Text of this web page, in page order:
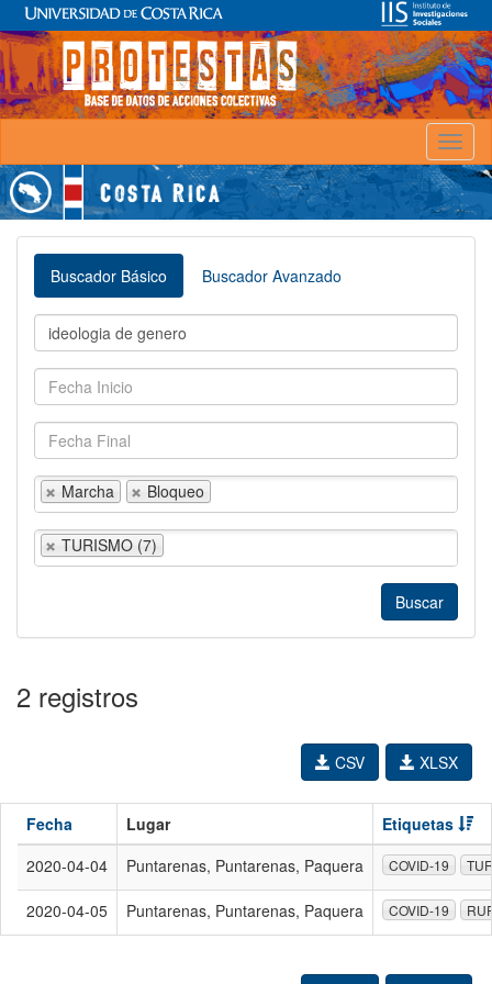
Buscador Básico Buscador Avanzado
Marcha Bloqueo
TURISMO (7)
2 registros
XLSX
CSV
Fecha Lugar
Etiquetas
2020-04-04
Puntarenas, Puntarenas, Paquera COVID-19
2020-04-05 Puntarenas, Puntarenas, Paquera COVID-19